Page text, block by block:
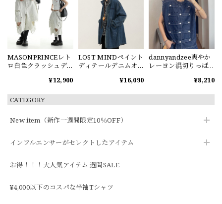
CATEGORY
New item（新作一週間限定10％OFF）
インフルエンサーがセレクトしたアイテム
お得！！！大人気アイテム 週間SALE
¥4,000以下のコスパな半袖Tシャツ
MASONPRINCEレト
ロ白色クラッシュデ
¥12,900
LOST MINDペイント
ディテールデニムオ
¥16,090
dannyandzee爽やか
レーヨン混切りっぱ
¥8,210